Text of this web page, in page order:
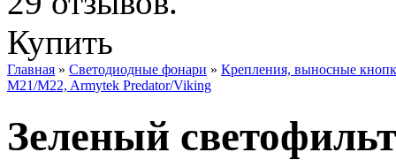
Купить
Главная » Светодиодные фонари » Крепления, выносные
M21/M22, Armytek Predator/Viking
Зеленый